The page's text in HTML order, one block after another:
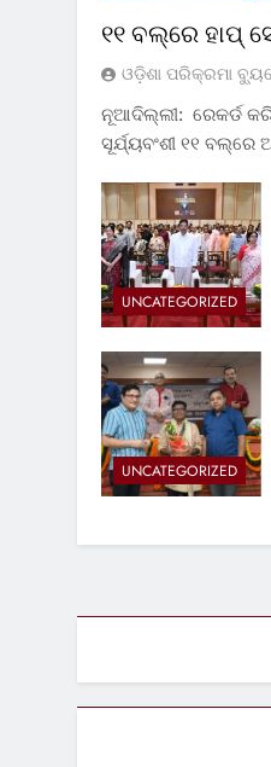
୧୧ ବଲ୍‌ରେ ହାପ୍
ଓଡ଼ିଶା ପରିକ୍ରମା
ନୂଆଦିଲ୍ଲୀ: ରେକର୍ଡ
ସୂର୍ଯ୍ୟବଂଶୀ ୧୧ ବଲ୍‌ରେ
UNCATEGORIZED
UNCATEGORIZED